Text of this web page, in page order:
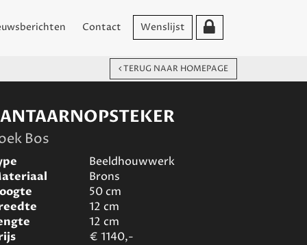
Contact Wenslijst
TERUG NAAR HOMEPAGE
Bos
Beeldhouwwerk
Brons
50cm
12 cm
12 cm
€ 1140,-